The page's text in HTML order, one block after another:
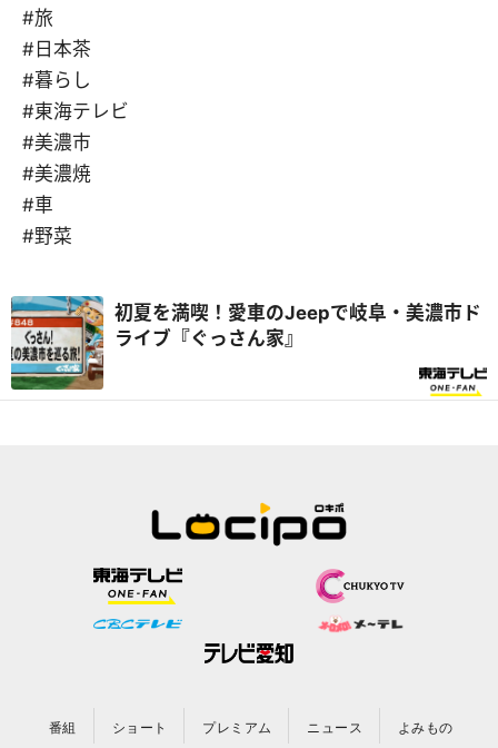
#旅
#日本茶
#暮らし
#東海テレビ
#美濃市
#美濃焼
#車
#野菜
初夏を満喫！愛車のJeepで岐阜・美濃市ド
ライブ『ぐっさん家』
番組 ショート プレミアム ニュース よみもの